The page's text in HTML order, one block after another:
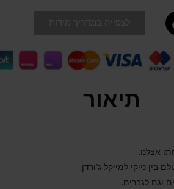
תיאור
אצלנו.
נייקי למייקל ג’ורדן.
וגם לגברים.